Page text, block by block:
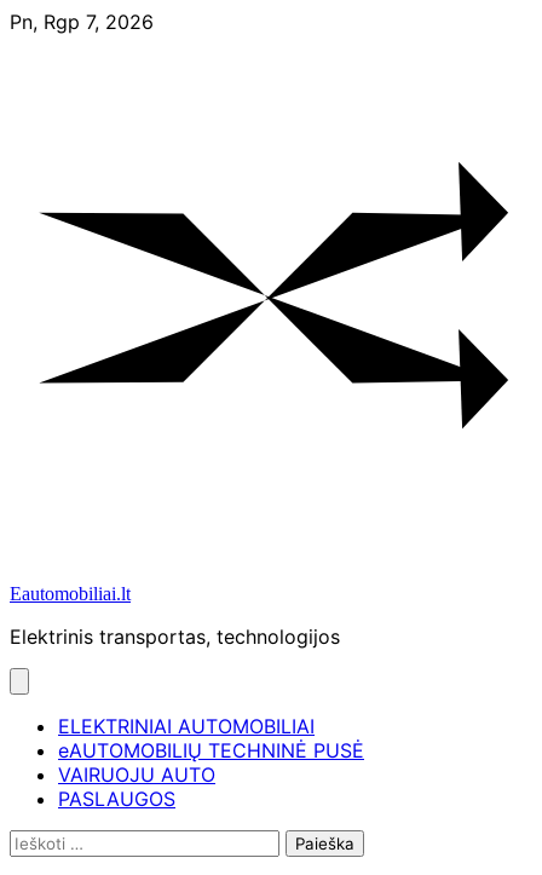
Skip
Pn, Rgp 7, 2026
Eautomobiliai.lt
Elektrinis transportas, technologijos
ELEKTRINIAI AUTOMOBILIAI
eAUTOMOBILIŲ TECHNINĖ PUSĖ
VAIRUOJU AUTO
PASLAUGOS
Ieškoti: